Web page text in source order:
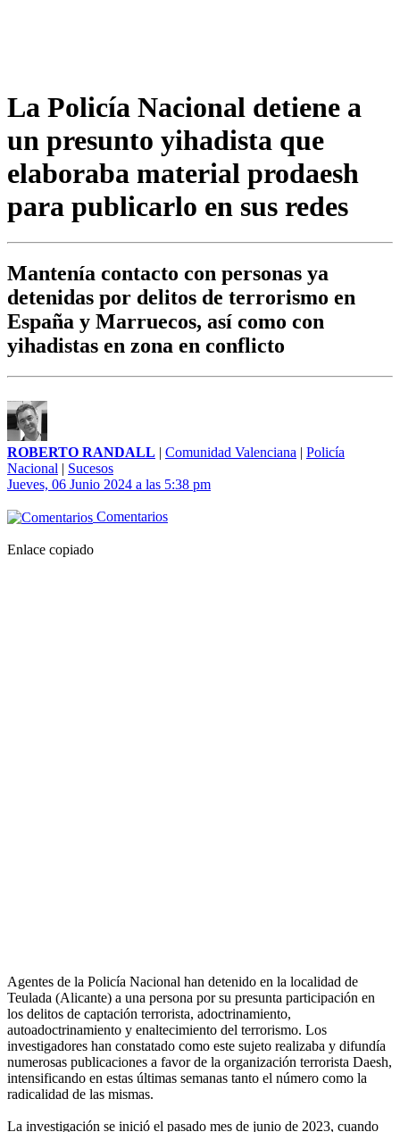
La Policía Nacional detiene a
un presunto yihadista que
elaboraba material prodaesh
para publicarlo en sus redes
Mantenía contacto con personas ya
detenidas por delitos de terrorismo en
España y Marruecos, así como con
yihadistas en zona en conflicto
ROBERTO RANDALL | Comunidad Valenciana | Policía
Nacional | Sucesos
Jueves, 06 Junio 2024 a las 5:38 pm
Comentarios
Enlace copiado
Agentes de la Policía Nacional han detenido en la localidad de
Teulada (Alicante) a una persona por su presunta participación en
los delitos de captación terrorista, adoctrinamiento,
autoadoctrinamiento y enaltecimiento del terrorismo. Los
investigadores han constatado como este sujeto realizaba y difundía
numerosas publicaciones a favor de la organización terrorista Daesh,
intensificando en estas últimas semanas tanto el número como la
radicalidad de las mismas.
La investigación se inició el pasado mes de junio de 2023, cuando